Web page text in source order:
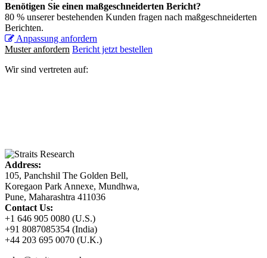
Benötigen Sie einen maßgeschneiderten Bericht?
80 % unserer bestehenden Kunden fragen nach maßgeschneiderten
Berichten.
Anpassung anfordern
Muster anfordern Bericht jetzt bestellen
Wir sind vertreten auf:
Address:
105, Panchshil The Golden Bell,
Koregaon Park Annexe, Mundhwa,
Pune, Maharashtra 411036
Contact Us:
+1 646 905 0080 (U.S.)
+91 8087085354 (India)
+44 203 695 0070 (U.K.)